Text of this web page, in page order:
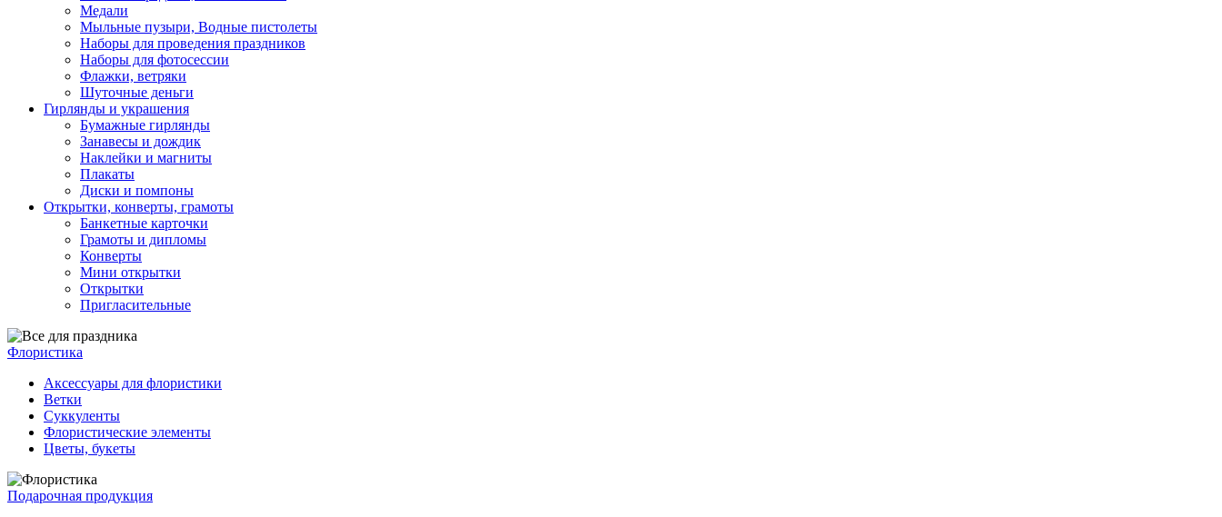
Медали
Мыльные пузыри, Водные пистолеты
Наборы для проведения праздников
Наборы для фотосессии
Флажки, ветряки
Шуточные деньги
Гирлянды и украшения
Бумажные гирлянды
Занавесы и дождик
Наклейки и магниты
Плакаты
Диски и помпоны
Открытки, конверты, грамоты
Банкетные карточки
Грамоты и дипломы
Конверты
Мини открытки
Открытки
Пригласительные
Флористика
Аксессуары для флористики
Ветки
Суккуленты
Флористические элементы
Цветы, букеты
Подарочная продукция